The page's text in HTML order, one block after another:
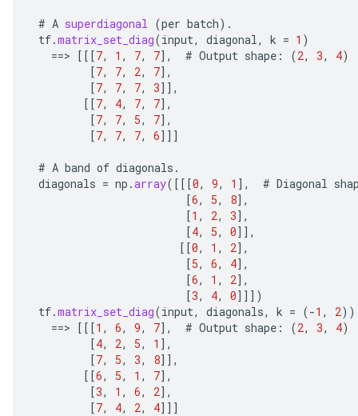
# A superdiagonal (per batch).
tf.matrix_set_diag(input, diagonal, k = 1 )
==> [[[7, 1 , 7, 7] , # Output shape : (2, 3, 4)
[7, 7, 2, 7] ,
[7, 7, 7, 3]] ,
[[7, 4, 7, 7] ,
[7, 7, 5, 7] ,
[7, 7, 7, 6]]]
# A band of diagonals .
diagonals = np .array( [[[0, 9, 1 ] , # Diagonal
[6, 5, 8] ,
[1 , 2, 3] ,
[4, 5, 0]] ,
[[0, 1 , 2] ,
[5, 6, 4] ,
[6, 1 , 2] ,
[3, 4, 0]]] )
tf.matrix_set_diag(input, diagonals, k = (-1 , 2))
==> [[[1 , 6, 9, 7] , # Output shape : (2, 3, 4)
[4, 2, 5, 1 ] ,
[7, 5, 3, 8]] ,
[[6, 5, 1 , 7] ,
[3, 1 , 6, 2] ,
[7, 4, 2, 4]]]